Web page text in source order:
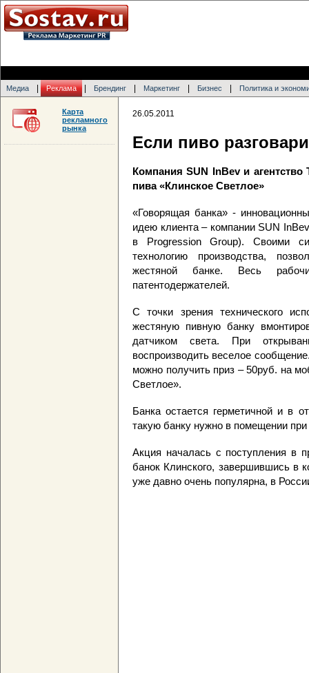
Медиа Реклама Брендинг Маркетинг Бизнес Политика и
26.05.2011
Если пиво
Компания SUN InBev и
пива «Клинское Светлое»
«Говорящая банка» -
идею клиента – компании SUN
в Progression Group). Своими
технологию производства,
жестяной банке. Весь
патентодержателей.
C точки зрения технического
жестяную пивную банку
датчиком света. При
воспроизводить веселое
можно получить приз – 50руб. на
Светлое».
Банка остается герметичной и в
такую банку нужно в помещении
Акция началась с поступления в
банок Клинского, завершившись в
уже давно очень популярна, в
Карта
рекламного
рынка